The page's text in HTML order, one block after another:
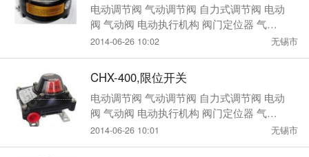
电动调节阀 气动调节阀 自力式调节阀 电动
阀 气动阀 电动执行机构 阀门定位器 气动
执行机构
2014-06-26 10:02 无锡市
CHX-400,限位开关
电动调节阀 气动调节阀 自力式调节阀 电动
阀 气动阀 电动执行机构 阀门定位器 气动
执行机构
2014-06-26 10:01 无锡市